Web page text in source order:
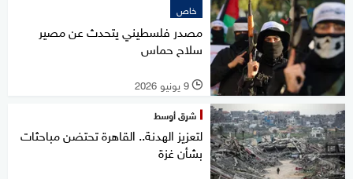
خاص
مصدر فلسطيني يتحدث عن مصير
سلاح حماس
l 9 يونيو 2026
شرق أوسط
لتعزيز الهدنة.. القاهرة تحتضن مباحثات
بشأن غزة